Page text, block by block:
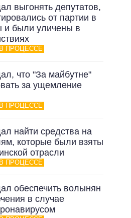
выгонять депутатов,
от партии в
и были уличены в
В ПРОЦЕССЕ
что "За майбутне"
за ущемление
В ПРОЦЕССЕ
найти средства на
которые были взяты
отрасли
В ПРОЦЕССЕ
обеспечить волынян
в случае